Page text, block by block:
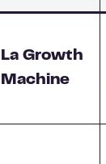
La Growth
Machine